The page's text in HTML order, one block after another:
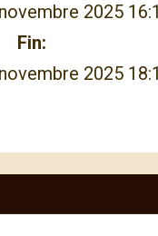
2025
Fin:
2025